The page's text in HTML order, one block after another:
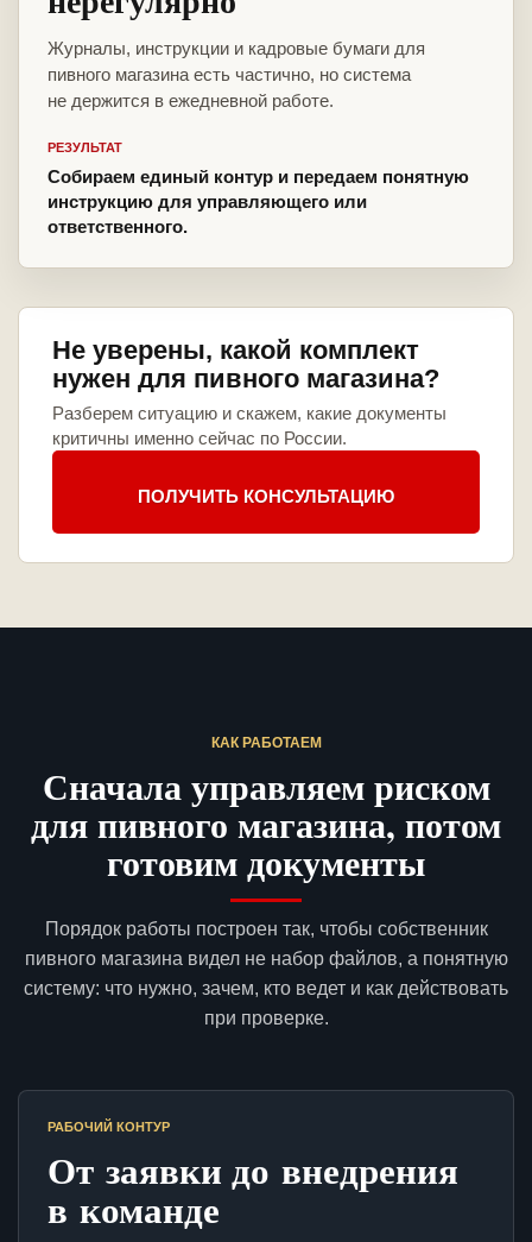
Журналы, инструкции и кадровые бумаги для
пивного магазина есть частично, но система
не держится в ежедневной работе.
РЕЗУЛЬТАТ
Собираем единый контур и передаем понятную
инструкцию для управляющего или
ответственного.
Не уверены, какой комплект
нужен для пивного магазина?
Разберем ситуацию и скажем, какие документы
критичны именно сейчас по России.
ПОЛУЧИТЬ КОНСУЛЬТАЦИЮ
КАК РАБОТАЕМ
Сначала управляем риском
для пивного магазина, потом
готовим документы
Порядок работы построен так, чтобы собственник
пивного магазина видел не набор файлов, а понятную
систему: что нужно, зачем, кто ведет и как действовать
при проверке.
РАБОЧИЙ КОНТУР
От заявки до внедрения
в команде